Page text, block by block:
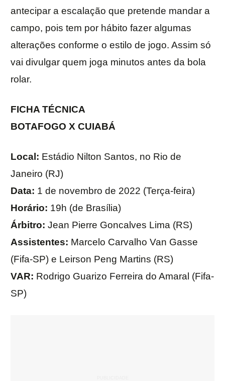
antecipar a escalação que pretende mandar a
campo, pois tem por hábito fazer algumas
alterações conforme o estilo de jogo. Assim só
vai divulgar quem joga minutos antes da bola
rolar.
FICHA TÉCNICA
BOTAFOGO X CUIABÁ
Local: Estádio Nilton Santos, no Rio de
Janeiro (RJ)
Data: 1 de novembro de 2022 (Terça-feira)
Horário: 19h (de Brasília)
Árbitro: Jean Pierre Goncalves Lima (RS)
Assistentes: Marcelo Carvalho Van Gasse
(Fifa-SP) e Leirson Peng Martins (RS)
VAR: Rodrigo Guarizo Ferreira do Amaral (Fifa-
SP)